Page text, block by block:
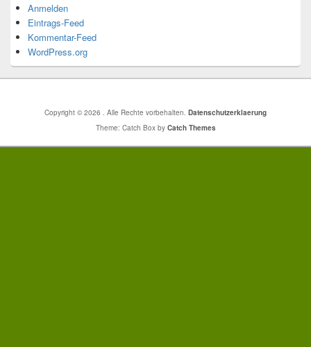
Anmelden
Eintrags-Feed
Kommentar-Feed
WordPress.org
Copyright © 2026 . Alle Rechte vorbehalten. Datenschutzerklaerung
Theme: Catch Box by Catch Themes